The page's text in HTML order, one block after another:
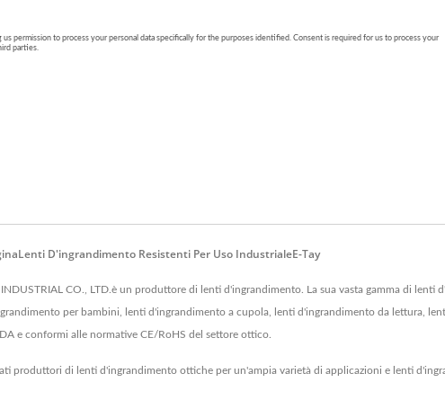
D'ingrandimento Resistenti Per Uso IndustrialeE-Tay
INDUSTRIAL CO., LTD.è un produttore di lenti d'ingrandimento. La sua vasta gamma di
per bambini, lenti d'ingrandimento a cupola, lenti d'ingrandimento da lettura,
e conformi alle normative CE/RoHS del settore ottico.
produttori di lenti d'ingrandimento ottiche per un'ampia varietà di applicazioni e lenti